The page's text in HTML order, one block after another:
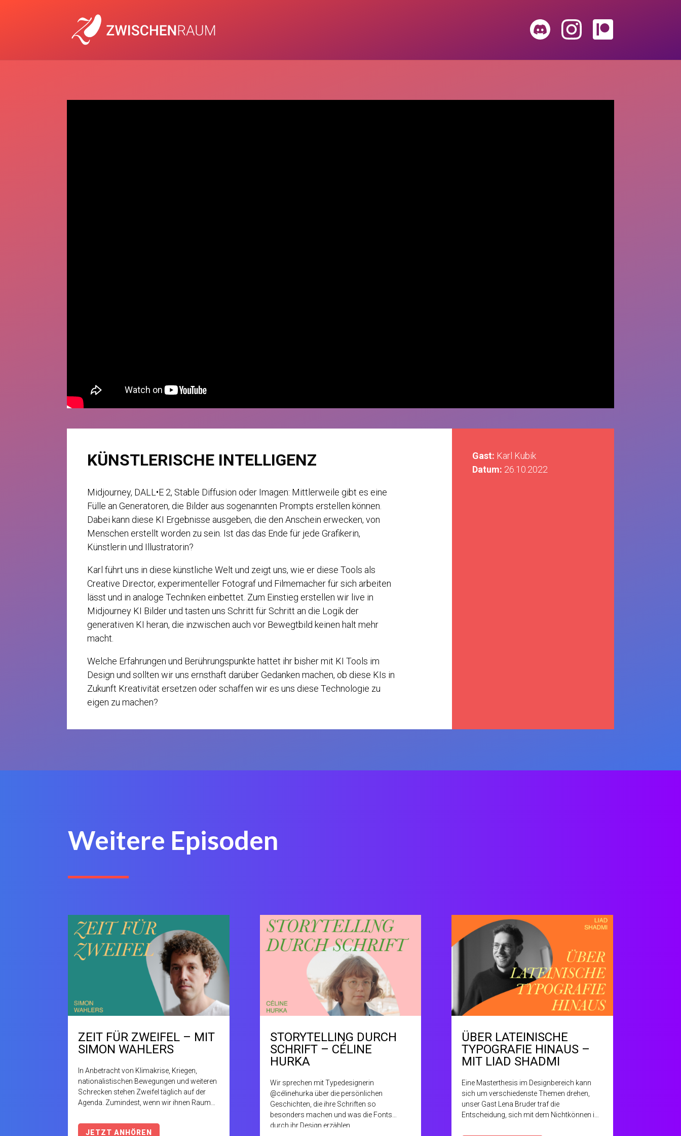
DIS
COR
D
INS
TAG
RAM
PAT
REO
N
KÜNSTLERISCHE INTELLIGENZ
Midjourney, DALL•E 2, Stable Diffusion oder Imagen: Mittlerweile gibt es eine
Fülle an Generatoren, die Bilder aus sogenannten Prompts erstellen können.
Dabei kann diese KI Ergebnisse ausgeben, die den Anschein erwecken, von
Menschen erstellt worden zu sein. Ist das das Ende für jede Grafikerin,
Künstlerin und Illustratorin?
Karl führt uns in diese künstliche Welt und zeigt uns, wie er diese Tools als
Creative Director, experimenteller Fotograf und Filmemacher für sich arbeiten
lässt und in analoge Techniken einbettet. Zum Einstieg erstellen wir live in
Midjourney KI Bilder und tasten uns Schritt für Schritt an die Logik der
generativen KI heran, die inzwischen auch vor Bewegtbild keinen halt mehr
macht.
Welche Erfahrungen und Berührungspunkte hattet ihr bisher mit KI Tools im
Design und sollten wir uns ernsthaft darüber Gedanken machen, ob diese KIs in
Zukunft Kreativität ersetzen oder schaffen wir es uns diese Technologie zu
eigen zu machen?
Gast: Karl Kubik
Datum: 26.10.2022
Weitere Episoden
ZEIT FÜR ZWEIFEL – MIT
SIMON WAHLERS
In Anbetracht von Klimakrise, Kriegen,
nationalistischen Bewegungen und weiteren
Schrecken stehen Zweifel täglich auf der
Agenda. Zumindest, wenn wir ihnen Raum
grundsätzlich immer und im Besonderen
JETZT ANHÖREN
STORYTELLING DURCH
SCHRIFT – CÉLINE
HURKA
Wir sprechen mit Typedesignerin
@célinehurka über die persönlichen
Geschichten, die ihre Schriften so
besonders machen und was die Fonts
durch ihr Design erzählen.
ÜBER LATEINISCHE
TYPOGRAFIE HINAUS –
MIT LIAD SHADMI
Eine Masterthesis im Designbereich kann
sich um verschiedenste Themen drehen,
unser Gast Lena Bruder traf die
Entscheidung, sich mit dem Nichtkönnen im